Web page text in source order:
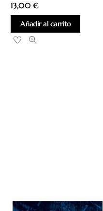
13,00€
Añadir al carrito